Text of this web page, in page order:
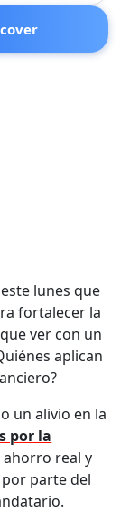
lunes que
fortalecer la
ver con un
aplican
un alivio en la
por la
ahorro real y
parte del